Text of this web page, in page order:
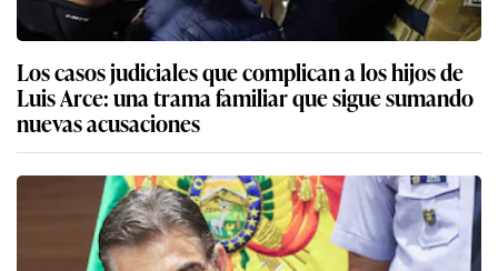
Los casos judiciales que complican a los hijos de
Luis Arce: una trama familiar que sigue sumando
nuevas acusaciones